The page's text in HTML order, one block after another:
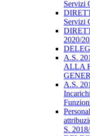
Servizi
Servizi
2020/
A.S.
ALLA
A.S.
S.